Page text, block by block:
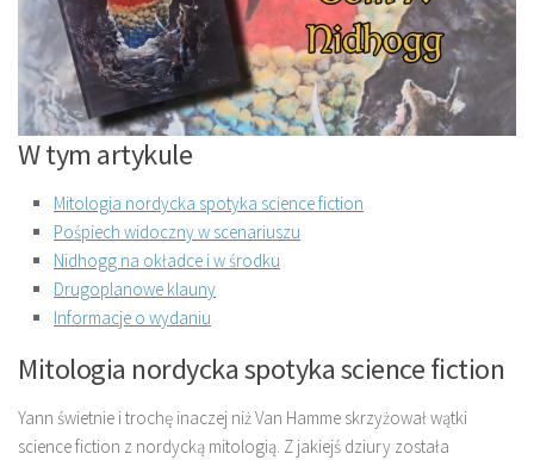
W tym artykule
Mitologia nordycka spotyka science fiction
Pośpiech widoczny w scenariuszu
Nidhogg na okładce i w środku
Drugoplanowe klauny
Informacje o wydaniu
Mitologia nordycka spotyka science fiction
Yann świetnie i trochę inaczej niż Van Hamme skrzyżował wątki
science fiction z nordycką mitologią. Z jakiejś dziury została